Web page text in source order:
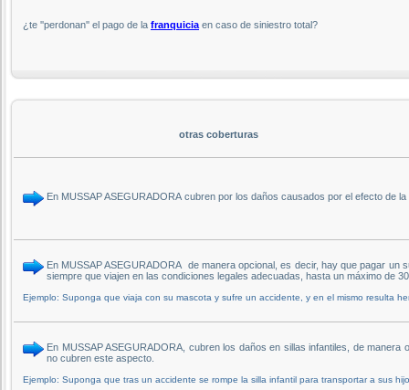
¿te ''perdonan'' el pago de la franquicia en caso de siniestro total?
otras coberturas
En MUSSAP ASEGURADORA cubren por los daños causados por el efecto de
En MUSSAP ASEGURADORA de manera opcional, es decir, hay que pagar
siempre que viajen en las condiciones legales adecuadas, hasta un máximo de
Ejemplo: Suponga que viaja con su mascota y sufre un accidente, y en el mismo resulta
En MUSSAP ASEGURADORA, cubren los daños en sillas infantiles, de
no cubren este aspecto.
Ejemplo: Suponga que tras un accidente se rompe la silla infantil para transportar a sus